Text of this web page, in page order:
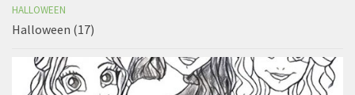
HALLOWEEN
Halloween (17)